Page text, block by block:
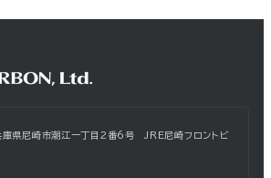
尼崎市潮江一丁目2番6号 JRE尼崎フロントビ